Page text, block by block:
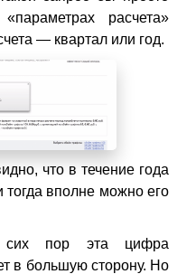
расчета»
— квартал или год.
что в течение года
тогда вполне можно его
сих пор эта цифра
в большую сторону. Но